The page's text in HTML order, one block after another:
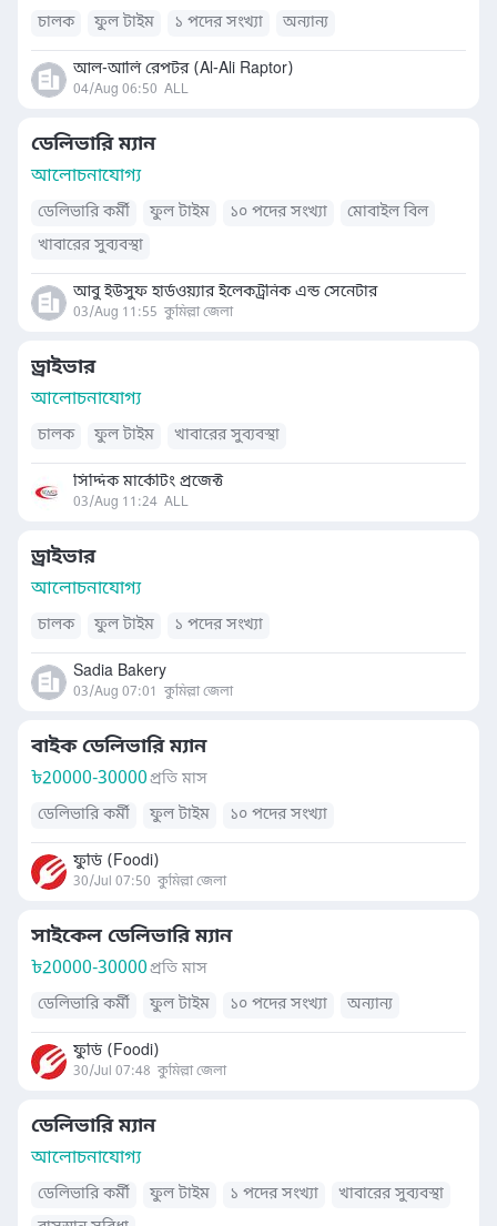
চালক ফুল টাইম ১ পদের সংখ্যা অন্যান্য
আল-আলি রেপটর (Al-Ali Raptor)
04/Aug 06:50 ALL
ডেলিভারি ম্যান
আলোচনাযোগ্য
ডেলিভারি কর্মী ফুল টাইম ১০ পদের সংখ্যা
মোবাইল বিল
খাবারের সুব্যবস্থা
আবু ইউসুফ হার্ডওয়্যার ইলেকট্রনিক এন্ড সেনেটার
03/Aug 11:55 কুমিল্লা জেলা
ড্রাইভার
আলোচনাযোগ্য
চালক ফুল টাইম খাবারের সুব্যবস্থা
সিদ্দিক মার্কেটিং প্রজেক্ট
03/Aug 11:24 ALL
ড্রাইভার
আলোচনাযোগ্য
চালক ফুল টাইম ১ পদের সংখ্যা
Sadia Bakery
03/Aug 07:01 কুমিল্লা জেলা
বাইক ডেলিভারি ম্যান
৳20000-30000প্রতি মাস
ডেলিভারি কর্মী
ফুল টাইম ১০ পদের সংখ্যা
ফুডি (Foodi)
30/Jul 07:50 কুমিল্লা জেলা
সাইকেল ডেলিভারি ম্যান
৳20000-30000প্রতি মাস
ডেলিভারি কর্মী
ফুল টাইম ১০ পদের সংখ্যা অন্যান্য
ফুডি (Foodi)
30/Jul 07:48 কুমিল্লা জেলা
ডেলিভারি ম্যান
আলোচনাযোগ্য
ডেলিভারি কর্মী ফুল টাইম ১ পদের সংখ্যা
খাবারের সুব্যবস্থা